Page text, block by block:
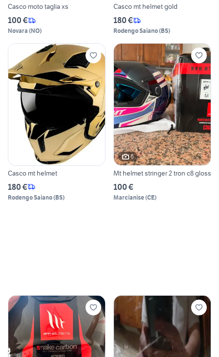
Casco moto taglia xs
100 €
Novara (NO)
Casco mt helmet gold
180 €
Rodengo Saiano(BS)
Casco mt helmet
180 €
Rodengo Saiano(BS)
6
Mt helmet stringer 2 tron c8 gloss
100 €
Marcianise(CE)